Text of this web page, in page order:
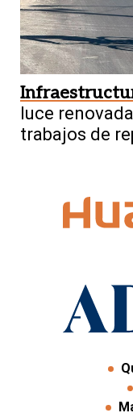
luce
trabajos de